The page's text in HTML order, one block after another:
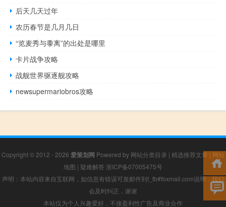
后天几天过年
农历春节是几月几日
“览麦秀与黍离”的出处是哪里
卡片战争攻略
战舰世界驱逐舰攻略
newsupermariobros攻略
Copyright © 2012 - 2026 爱策划网 Powered by 网站分类目录 | 精选推荐文章 | 网站
地图 | 疑难解答 浙ICP备07005475号
声明：本站内容来自互联网，如信息有错误可发邮件到f_fb#foxmail.com说明，我们
会及时纠正，谢谢
本站仅为个人兴趣爱好，不接盈利性广告及商业合作